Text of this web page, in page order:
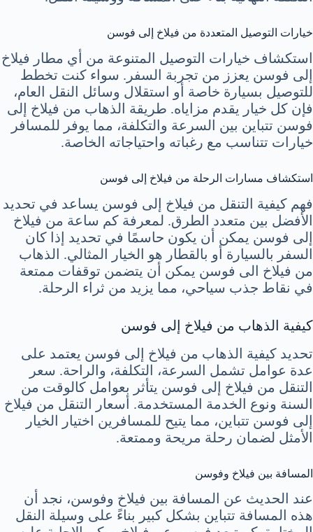
خيارات التوصيل المتعددة من فيلاخ إلى فوسن
استكشاف خيارات التوصيل المتنوعة من أي مطار فيلاخ
إلى فوسن يعزز من تجربة السفر. سواء كنت تخطط
للتوصيل بسيارة خاصة أو استقلال وسائل النقل العام،
فإن كل خيار يقدم مزاياه. طريقة الذهاب من فيلاخ إلى
فوسن تتباين بين السرعة والتكلفة، مما يوفر للمسافر
خيارات تتناسب مع رغباته واحتياجاته الخاصة.
استكشاف مسارات الرحلة من فيلاخ إلى فوسن
فهم كيفية التنقل من فيلاخ إلى فوسن يساعد في تحديد
الأفضل بين متعدد الطرق. لمعرفة كم ساعة من فيلاخ
إلى فوسن يمكن أن يكون حاسمًا في تحديد إذا كان
السفر بالسيارة أو بالقطار هو الخيار المثالي. الذهاب
من فيلاخ الى فوسن يمكن أن يتضمن توقفات ممتعة
في نقاط جذب سياحي، مما يزيد من ثراء الرحلة.
كيفية الذهاب من فيلاخ إلى فوسن
تحديد كيفية الذهاب من فيلاخ إلى فوسن يعتمد على
عدة عوامل تشمل السرعة، التكلفة، والراحة. سعر
التنقل من فيلاخ إلى فوسن يتأثر بعوامل كالوقت من
السنة ونوع الخدمة المستخدمة. أسعار التنقل من فيلاخ
إلى فوسن تتباين، مما يتيح للمسافرين اختيار الخيار
الأمثل لضمان رحلة مريحة وممتعة.
المسافة بين فيلاخ وفوسن
عند الحديث عن المسافة بين فيلاخ وفوسن، نجد أن
هذه المسافة تتباين بشكل كبير بناءً على وسيلة النقل